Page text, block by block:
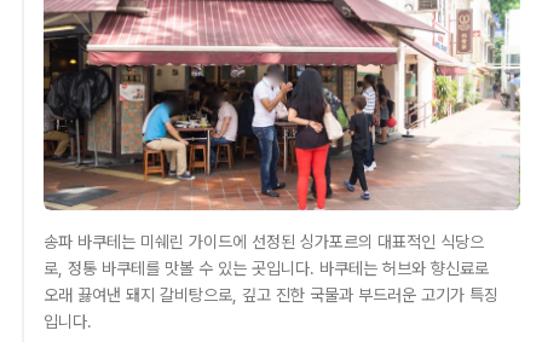
송파 바쿠테는 미쉐린 가이드에 선정된 싱가포르의 대표적인 식당으
로, 정통 바쿠테를 맛볼 수 있는 곳입니다. 바쿠테는 허브와 향신료로
오래 끓여낸 돼지 갈비탕으로, 깊고 진한 국물과 부드러운 고기가 특징
입니다.